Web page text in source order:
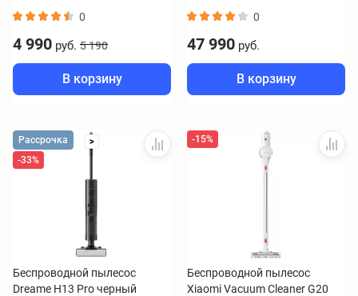
0
4 990 руб. 5 190
В корзину
0
47 990 руб.
В корзину
Рассрочка
>
-33%
Беспроводной пылесос
Dreame H13 Pro черный
-15%
Беспроводной пылесос
Xiaomi Vacuum Cleaner G20